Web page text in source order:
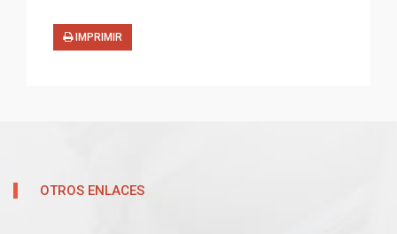
24 25
IMPRIMIR
OTROS ENLACES